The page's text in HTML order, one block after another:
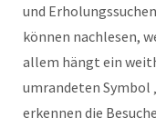
und
können nachlesen,
allem hängt ein
umrandeten Symbol
erkennen die